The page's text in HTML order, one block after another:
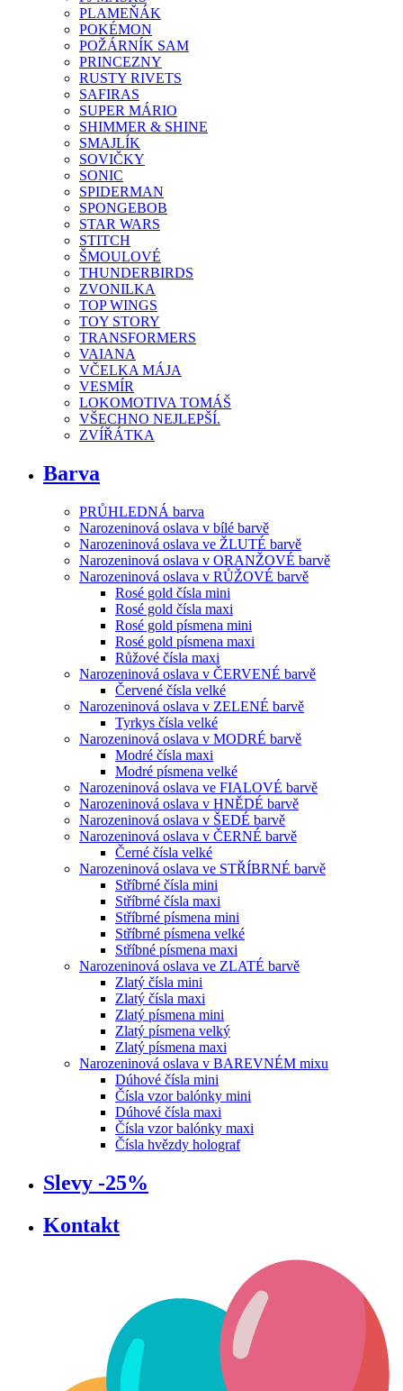
PLAMEŇÁK
POKÉMON
POŽÁRNÍK SAM
PRINCEZNY
RUSTY RIVETS
SAFIRAS
SUPER MÁRIO
SHIMMER & SHINE
SMAJLÍK
SOVIČKY
SONIC
SPIDERMAN
SPONGEBOB
STAR WARS
STITCH
ŠMOULOVÉ
THUNDERBIRDS
ZVONILKA
TOP WINGS
TOY STORY
TRANSFORMERS
VAIANA
VČELKA MÁJA
VESMÍR
LOKOMOTIVA TOMÁŠ
VŠECHNO NEJLEPŠÍ.
ZVÍŘÁTKA
Barva
PRŮHLEDNÁ barva
Narozeninová oslava v bílé barvě
Narozeninová oslava ve ŽLUTÉ barvě
Narozeninová oslava v ORANŽOVÉ barvě
Narozeninová oslava v RŮŽOVÉ barvě
Rosé gold čísla mini
Rosé gold čísla maxi
Rosé gold písmena mini
Rosé gold písmena maxi
Růžové čísla maxi
Narozeninová oslava v ČERVENÉ barvě
Červené čísla velké
Narozeninová oslava v ZELENÉ barvě
Tyrkys čísla velké
Narozeninová oslava v MODRÉ barvě
Modré čísla maxi
Modré písmena velké
Narozeninová oslava ve FIALOVÉ barvě
Narozeninová oslava v HNĚDÉ barvě
Narozeninová oslava v ŠEDÉ barvě
Narozeninová oslava v ČERNÉ barvě
Černé čísla velké
Narozeninová oslava ve STŘÍBRNÉ barvě
Stříbrné čísla mini
Stříbrné čísla maxi
Stříbrné písmena mini
Stříbrné písmena velké
Stříbné písmena maxi
Narozeninová oslava ve ZLATÉ barvě
Zlatý čísla mini
Zlatý čísla maxi
Zlatý písmena mini
Zlatý písmena velký
Zlatý písmena maxi
Narozeninová oslava v BAREVNÉM mixu
Dúhové čísla mini
Čísla vzor balónky mini
Dúhové čísla maxi
Čísla vzor balónky maxi
Čísla hvězdy holograf
Slevy -25%
Kontakt